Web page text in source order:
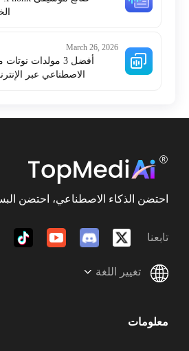
March 26, 2026
أفضل 3 مولدات
الاصطناعي عبر
احتضن الذكاء الاصطناعي، احتضن
تابعنا
تغيير اللغة
معلومات